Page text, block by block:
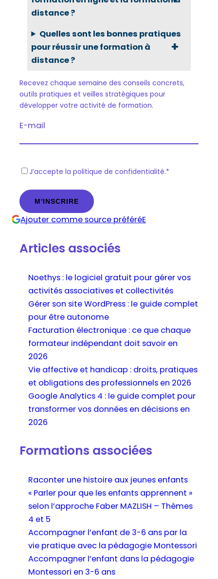
distance ?
Quelles sont les bonnes pratiques
pour réussir une formation à
distance ?
Recevez chaque semaine des conseils concrets,
outils pratiques et veilles stratégiques pour
développer votre activité de formation.
E-mail
R
P
D
*
J’accepte la politique de confidentialité.*
Ajouter comme source préféréE
Articles associés
Noethys : le logiciel gratuit pour gérer vos
activités associatives et collectivités
Gérer son site WordPress : le guide complet
pour être autonome
Facturation électronique : ce que chaque
formateur indépendant doit savoir en
2026
Vie affective et handicap : droits, pratiques
et obligations des professionnels en 2026
Google Analytics 4 : le guide complet pour
transformer vos données en décisions en
2026
Formations associées
Raconter une histoire aux jeunes enfants
« Parler pour que les enfants apprennent »
selon l’approche Faber MAZLISH – Thèmes
4 et 5
Accompagner l’enfant de 3-6 ans par la
vie pratique avec la pédagogie Montessori
Accompagner l’enfant dans la pédagogie
Montessori en 3-6 ans